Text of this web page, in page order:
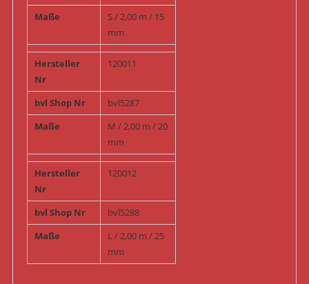
Maße
S / 2,00 m / 15
mm
Hersteller
Nr
120011
bvl Shop Nr
bvl5287
Maße
M / 2,00 m / 20
mm
Hersteller
Nr
120012
bvl Shop Nr
bvl5288
Maße
L / 2,00 m / 25
mm